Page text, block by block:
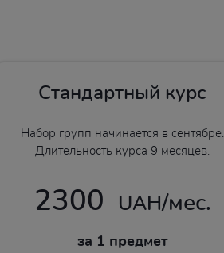
Стандартный курс
Набор групп начинается в сентябре.
Длительность курса 9 месяцев.
2300 UAH/мес.
за 1 предмет